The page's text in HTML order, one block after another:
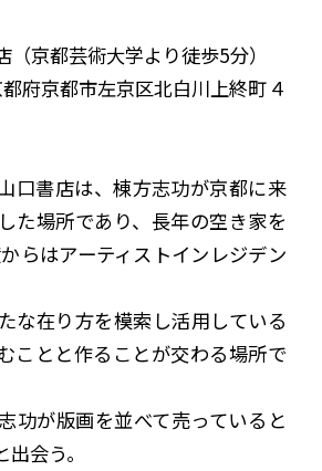
（京都芸術大学より徒歩5分）
府京都市左京区北白川上終町４
口書店は、棟方志功が京都に来
た場所であり、⻑年の空き家を
らはアーティストインレジデン
な在り方を模索し活用している
ことと作ることが交わる場所で
功が版画を並べて売っていると
会う。